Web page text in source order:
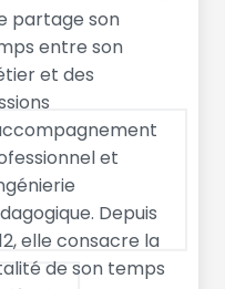
partage son
entre son
et des
et
Depuis
elle consacre la
de son temps